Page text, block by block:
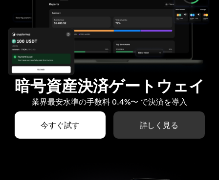
暗号資産決済ゲートウェイ
業界最安水準の手数料 0.4%〜 で決済を導入
今すぐ試す 詳しく見る